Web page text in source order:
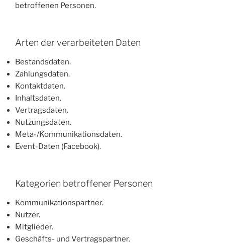
betroffenen Personen.
Arten der verarbeiteten Daten
Bestandsdaten.
Zahlungsdaten.
Kontaktdaten.
Inhaltsdaten.
Vertragsdaten.
Nutzungsdaten.
Meta-/Kommunikationsdaten.
Event-Daten (Facebook).
Kategorien betroffener Personen
Kommunikationspartner.
Nutzer.
Mitglieder.
Geschäfts- und Vertragspartner.